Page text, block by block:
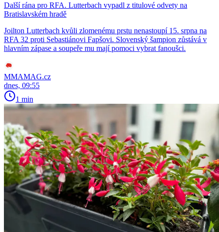
Další rána pro RFA. Lutterbach vypadl z titulové odvety na
Bratislavském hradě
Joilton Lutterbach kvůli zlomenému prstu nenastoupí 15. srpna na
RFA 32 proti Sebastiánovi Fapšovi. Slovenský šampion zůstává v
hlavním zápase a soupeře mu mají pomoci vybrat fanoušci.
MMAMAG.cz
dnes, 09:55
1 min